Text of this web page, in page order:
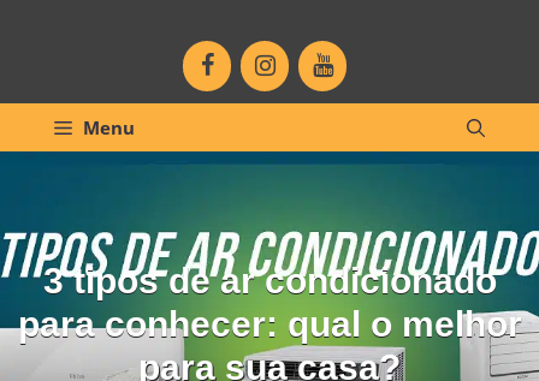
conteúdo Menu
3 tipos de ar condicionado
para conhecer: qual o melhor
para sua casa?